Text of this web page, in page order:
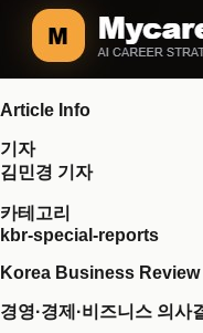
Article Info
기자
김민경 기자
카테고리
kbr-special-reports
Korea Business Review
경영·경제·비즈니스 의